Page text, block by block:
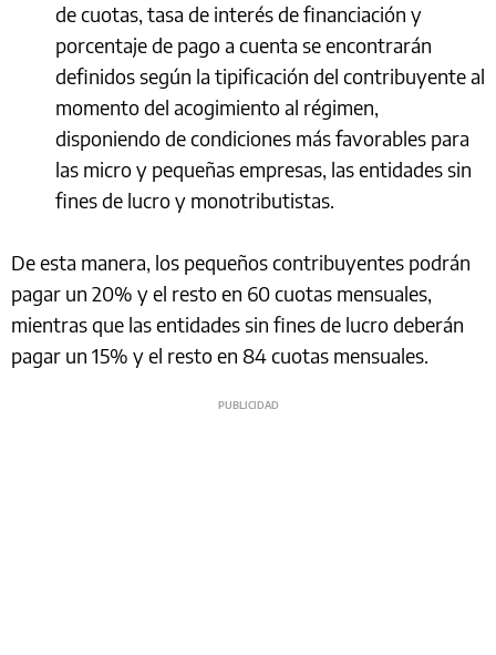
de cuotas, tasa de interés de financiación y
porcentaje de pago a cuenta se encontrarán
definidos según la tipificación del contribuyente al
momento del acogimiento al régimen,
disponiendo de condiciones más favorables para
las micro y pequeñas empresas, las entidades sin
fines de lucro y monotributistas.
De esta manera, los pequeños contribuyentes podrán
pagar un 20% y el resto en 60 cuotas mensuales,
mientras que las entidades sin fines de lucro deberán
pagar un 15% y el resto en 84 cuotas mensuales.